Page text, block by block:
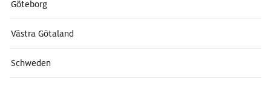
Göteborg
Västra Götaland
Schweden